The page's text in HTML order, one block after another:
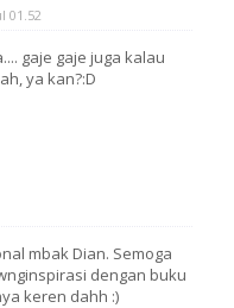
01.52
gaje gaje juga kalau
ya kan?:D
mbak Dian. Semoga
dengan buku
keren dahh :)